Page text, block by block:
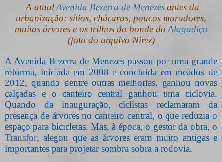
A atual Avenida Bezerra de Menezesantes da
urbanização: sítios, chácaras, poucos moradores,
muitas árvores e os trilhos do bonde do Alagadiço
(foto do arquivo Nirez)
A Avenida Bezerra de Menezes passou por uma grande
reforma, iniciada em 2008 e concluída em meados de
2012, quando dentre outras melhorias, ganhou novas
calçadas e o canteiro central ganhou uma ciclovia.
Quando da inauguração, ciclistas reclamaram da
presença de árvores no canteiro central, o que reduzia o
espaço para bicicletas. Mas, à época, o gestor da obra, o
Transfor, alegou que as árvores eram muito antigas e
importantes para projetar sombra sobra a rodovia.